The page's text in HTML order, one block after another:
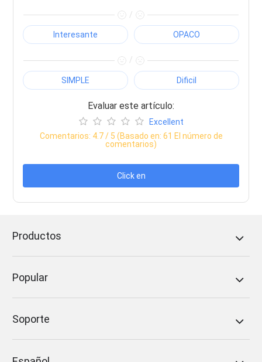
/
Interesante OPACO
/
SIMPLE Dificil
Evaluar este artículo:
Excellent
Comentarios: 4.7/ 5 (Basado en: 61 El número de
comentarios)
Click en
Productos
Popular
Soporte